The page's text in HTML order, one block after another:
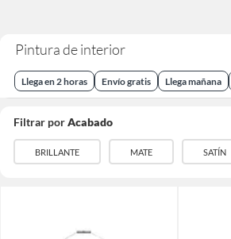
Pintura de interior
Llega en 2 horas Envío gratis Llega mañana
Filtrar porAcabado
BRILLANTE MATE SATÍN